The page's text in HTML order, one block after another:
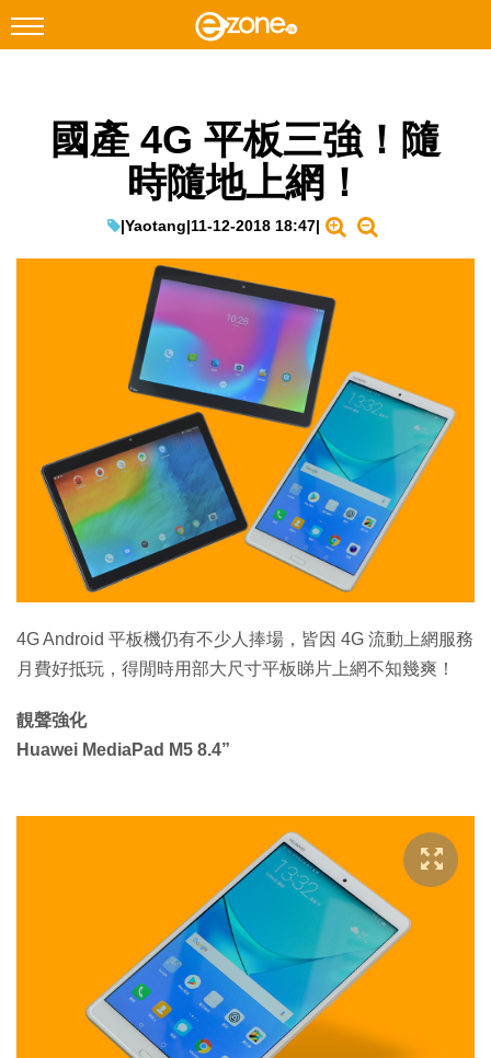
Facebook Instagram
遊戲動漫
生成式AI與雲端應用
Enterprise Digital Transformation
國產 4G 平板三強！隨
時隨地上網！
|Yaotang|11-12-2018 18:47|
4G Android 平板機仍有不少人捧場，皆因 4G 流動上網服務
月費好抵玩，得閒時用部大尺寸平板睇片上網不知幾爽！
靚聲強化
Huawei MediaPad M5 8.4”